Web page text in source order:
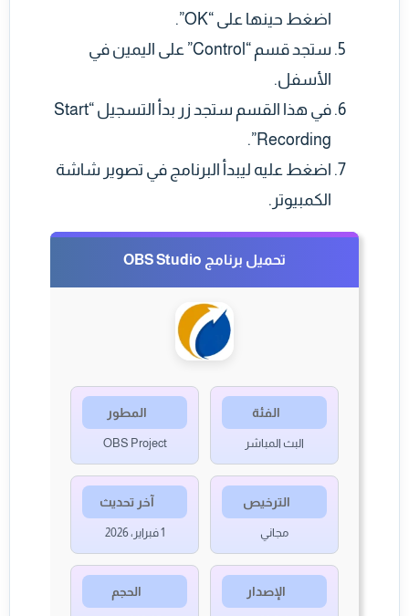
اضغط حينها على “OK”.
ستجد قسم “Control” على اليمين في
الأسفل.
في هذا القسم ستجد زر بدأ التسجيل “Start
Recording”.
اضغط عليه ليبدأ البرنامج في تصوير شاشة
الكمبيوتر.
تحميل برنامج OBS Studio
الفئة
البث المباشر
المطور
OBS Project
الترخيص
مجاني
آخر تحديث
1 فبراير، 2026
الإصدار الحجم